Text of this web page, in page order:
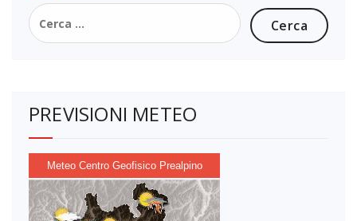
Ricerca
per:
PREVISIONI METEO